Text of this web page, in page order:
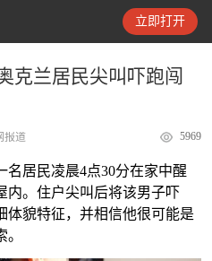
立即打开
新闻
克兰居民尖叫吓跑闯
报道 5969
名居民凌晨4点30分在家中醒
内。住户尖叫后将该男子吓
体貌特征，并相信他很可能是